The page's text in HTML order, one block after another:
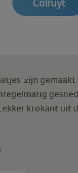
Colruyt
zijn gemaakt
krokant uit